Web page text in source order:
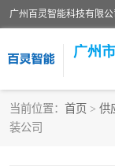
广州
当前位置： 首页 > 供
装公司
安防监控红外报